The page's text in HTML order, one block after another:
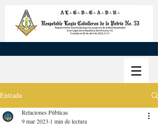
Entrada
Relaciones Públicas
9 mar 2023 1 min de lectura